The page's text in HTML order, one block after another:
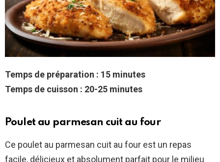
Temps de préparation : 15 minutes
Temps de cuisson : 20-25 minutes
Poulet au parmesan cuit au four
Ce poulet au parmesan cuit au four est un repas
facile, délicieux et absolument parfait pour le milieu